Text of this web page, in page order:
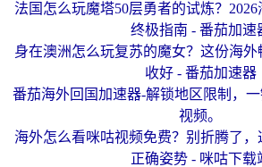
法国怎么玩魔塔50层勇者的试炼？
终极指南 - 番茄加速
身在澳洲怎么玩复苏的魔女？这份海
收好 - 番茄加速器
番茄海外回国加速器-解锁地区限制，
视频。
海外怎么看咪咕视频免费？别折腾了
正确姿势 - 咪咕下载